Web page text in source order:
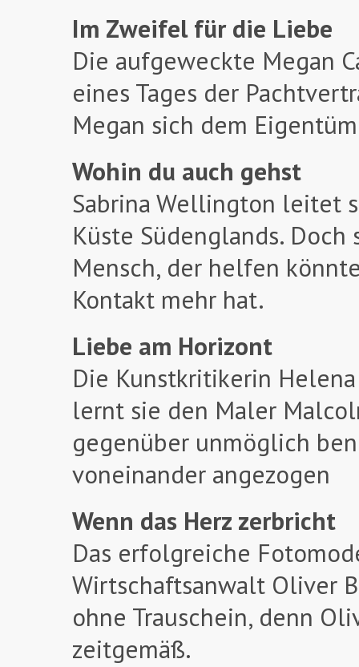
Im Zweifel für die Liebe
Die aufgeweckte Megan
eines Tages der
Megan sich dem
Wohin du auch gehst
Sabrina Wellington leitet
Küste Südenglands.
Mensch, der helfen
Kontakt mehr hat.
Liebe am Horizont
Die Kunstkritikerin
lernt sie den Maler
gegenüber unmöglich
voneinander angezogen
Wenn das Herz zerbricht
Das erfolgreiche
Wirtschaftsanwalt Oliver
ohne Trauschein, denn
zeitgemäß.